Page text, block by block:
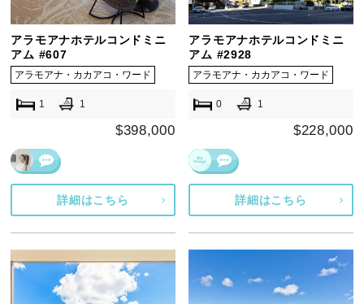
アラモアナホテルコンドミニ
アム #607
アラモアナ・カカアコ・ワード
1 1
$398,000
詳細はこちら
アラモアナホテルコンドミニ
アム #2928
アラモアナ・カカアコ・ワード
0 1
$228,000
詳細はこちら